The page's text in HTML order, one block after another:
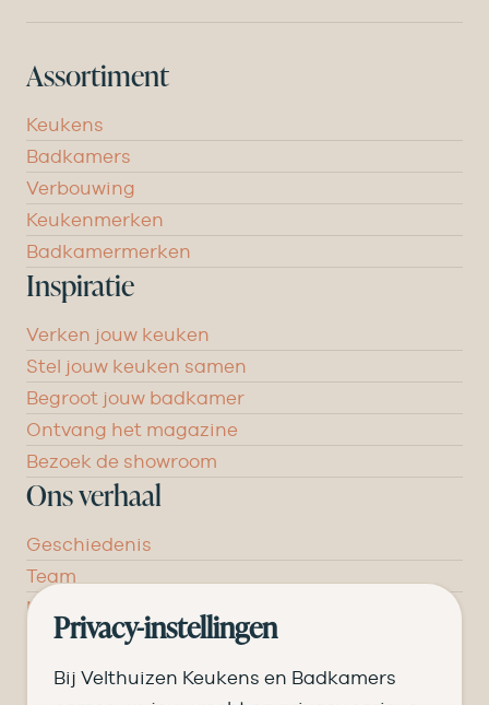
Assortiment
Keukens
Badkamers
Verbouwing
Keukenmerken
Badkamermerken
Inspiratie
Verken jouw keuken
Stel jouw keuken samen
Begroot jouw badkamer
Ontvang het magazine
Bezoek de showroom
Ons verhaal
Geschiedenis
Team
Nieuws
Pluspunten
Vacatures ➑
Privacy-instellingen
Bij Velthuizen Keukens en Badkamers